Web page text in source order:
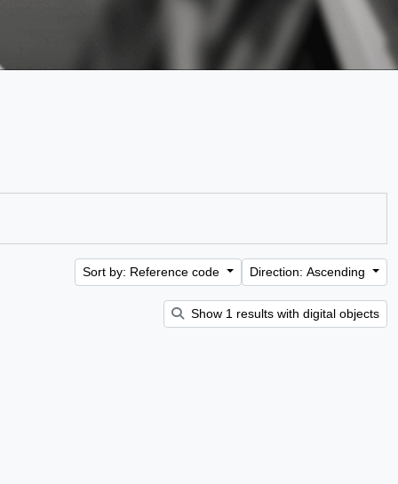
Sort by: Reference code Direction: Ascending
Show 1 results with digital objects